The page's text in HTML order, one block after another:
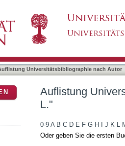
Universitätsbibliographie nach Autor
Auflistung
L."
0-9 A B C D E F G H J K L
Oder geben Sie die ersten